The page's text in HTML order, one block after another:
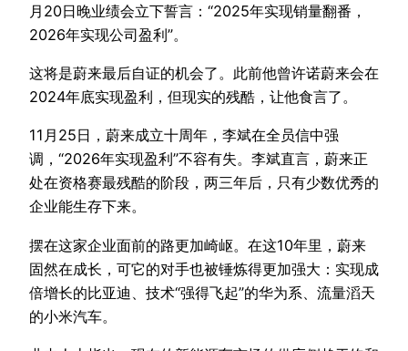
月20日晚业绩会立下誓言：“2025年实现销量翻番，
2026年实现公司盈利”。
这将是蔚来最后自证的机会了。此前他曾许诺蔚来会在
2024年底实现盈利，但现实的残酷，让他食言了。
11月25日，蔚来成立十周年，李斌在全员信中强
调，“2026年实现盈利”不容有失。李斌直言，蔚来正
处在资格赛最残酷的阶段，两三年后，只有少数优秀的
企业能生存下来。
摆在这家企业面前的路更加崎岖。在这10年里，蔚来
固然在成长，可它的对手也被锤炼得更加强大：实现成
倍增长的比亚迪、技术“强得飞起”的华为系、流量滔天
的小米汽车。